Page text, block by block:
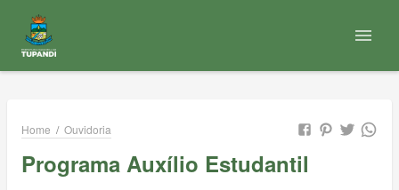
Home / Ouvidoria
Programa Auxílio Estudantil